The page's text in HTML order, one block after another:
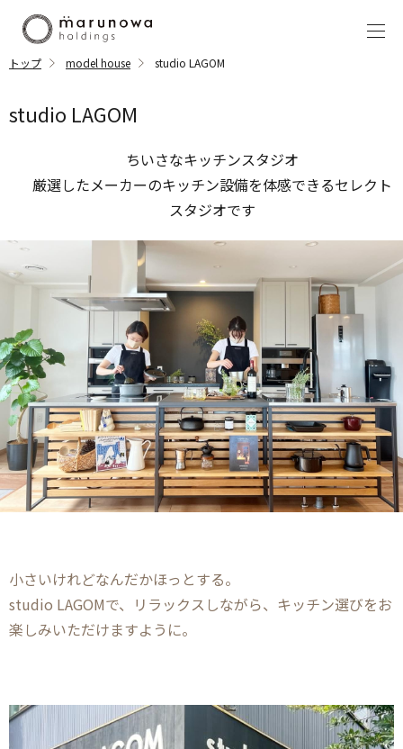
トップ model house studio LAGOM
studio LAGOM
ちいさなキッチンスタジオ
厳選したメーカーのキッチン設備を体感できるセレクト
スタジオです
小さいけれどなんだかほっとする。
studio LAGOMで、リラックスしながら、キッチン選びをお
楽しみいただけますように。